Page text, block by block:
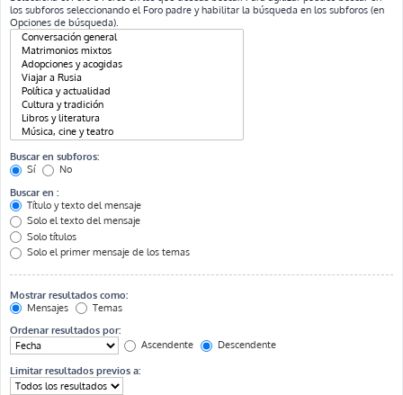
los subforos seleccionando el Foro padre y habilitar la búsqueda en los subforos (en
Opciones de búsqueda).
Buscar en subforos:
Sí
No
Buscar en :
Título y texto del mensaje
Solo el texto del mensaje
Solo títulos
Solo el primer mensaje de los temas
Mostrar resultados como:
Mensajes
Temas
Ordenar resultados por:
Ascendente
Descendente
Limitar resultados previos a: